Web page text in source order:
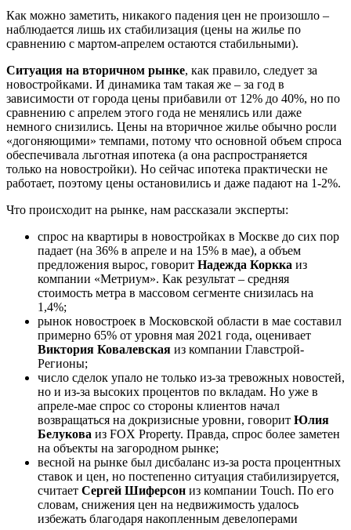
Как можно заметить, никакого падения цен не произошло –
наблюдается лишь их стабилизация (цены на жилье по
сравнению с мартом-апрелем остаются стабильными).
Ситуация на вторичном рынке, как правило, следует за
новостройками. И динамика там такая же – за год в
зависимости от города цены прибавили от 12% до 40%, но по
сравнению с апрелем этого года не менялись или даже
немного снизились. Цены на вторичное жилье обычно росли
«догоняющими» темпами, потому что основной объем спроса
обеспечивала льготная ипотека (а она распространяется
только на новостройки). Но сейчас ипотека практически не
работает, поэтому цены остановились и даже падают на 1-2%.
Что происходит на рынке, нам рассказали эксперты:
спрос на квартиры в новостройках в Москве до сих пор
падает (на 36% в апреле и на 15% в мае), а объем
предложения вырос, говорит Надежда Коркка из
компании «Метриум». Как результат – средняя
стоимость метра в массовом сегменте снизилась на
1,4%;
рынок новостроек в Московской области в мае составил
примерно 65% от уровня мая 2021 года, оценивает
Виктория Ковалевская из компании Главстрой-
Регионы;
число сделок упало не только из-за тревожных новостей,
но и из-за высоких процентов по вкладам. Но уже в
апреле-мае спрос со стороны клиентов начал
возвращаться на докризисные уровни, говорит Юлия
Белукова из FOX Property. Правда, спрос более заметен
на объекты на загородном рынке;
весной на рынке был дисбаланс из-за роста процентных
ставок и цен, но постепенно ситуация стабилизируется,
считает Сергей Шиферсон из компании Touch. По его
словам, снижения цен на недвижимость удалось
избежать благодаря накопленным девелоперами